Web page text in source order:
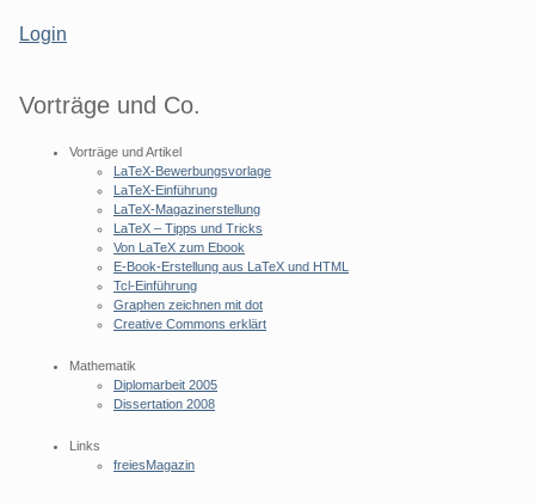
Login
Vorträge und Co.
Vorträge und Artikel
LaTeX-Bewerbungsvorlage
LaTeX-Einführung
LaTeX-Magazinerstellung
LaTeX – Tipps und Tricks
Von LaTeX zum Ebook
E-Book-Erstellung aus LaTeX und HTML
Tcl-Einführung
Graphen zeichnen mit dot
Creative Commons erklärt
Mathematik
Diplomarbeit 2005
Dissertation 2008
Links
freiesMagazin